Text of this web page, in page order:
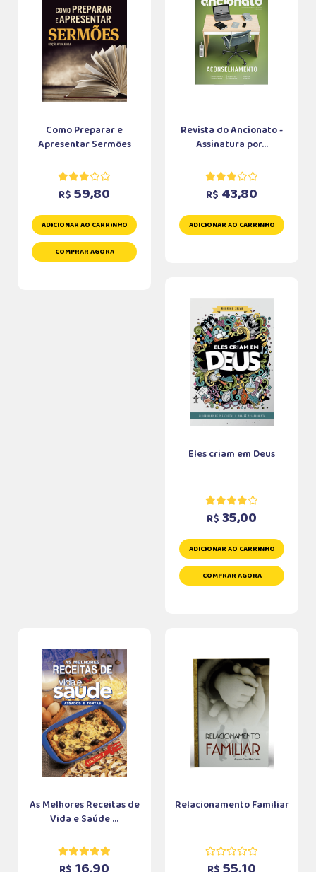
Como Preparar e
Apresentar Sermões
R$ 59,80
ADICIONAR AO CARRINHO
COMPRAR AGORA
Revista do Ancionato -
Assinatura por...
R$ 43,80
ADICIONAR AO CARRINHO
Eles criam em Deus
R$ 35,00
ADICIONAR AO CARRINHO
COMPRAR AGORA
As Melhores Receitas de
Vida e Saúde ...
Relacionamento Familiar